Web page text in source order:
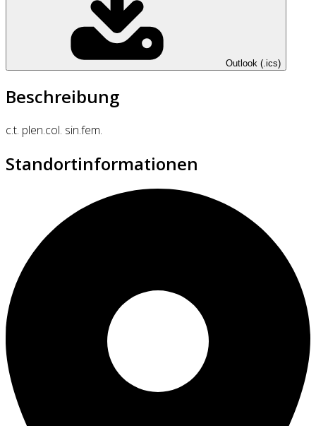
Outlook (.ics)
Beschreibung
c.t. plen.col. sin.fem.
Standortinformationen